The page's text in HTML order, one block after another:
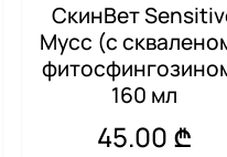
СкинВет
Мусс (с
160 мл
45.00 ₾